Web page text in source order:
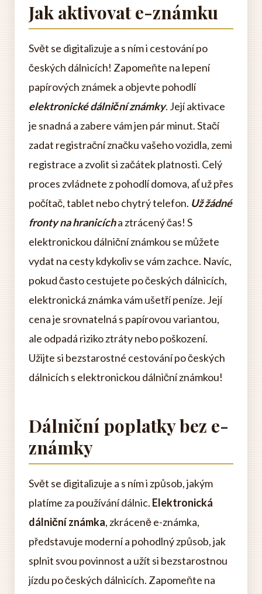
Jak aktivovat e-známku
Svět se digitalizuje a s ním i cestování po
českých dálnicích! Zapomeňte na lepení
papírových známek a objevte pohodlí
elektronické dálniční známky. Její aktivace
je snadná a zabere vám jen pár minut. Stačí
zadat registrační značku vašeho vozidla, zemi
registrace a zvolit si začátek platnosti. Celý
proces zvládnete z pohodlí domova, ať už přes
počítač, tablet nebo chytrý telefon. Už žádné
fronty na hranicícha ztrácený čas! S
elektronickou dálniční známkou se můžete
vydat na cesty kdykoliv se vám zachce. Navíc,
pokud často cestujete po českých dálnicích,
elektronická známka vám ušetří peníze. Její
cena je srovnatelná s papírovou variantou,
ale odpadá riziko ztráty nebo poškození.
Užijte si bezstarostné cestování po českých
dálnicích s elektronickou dálniční známkou!
Dálniční poplatky bez e-
známky
Svět se digitalizuje a s ním i způsob, jakým
platíme za používání dálnic. Elektronická
dálniční známka, zkráceně e-známka,
představuje moderní a pohodlný způsob, jak
splnit svou povinnost a užít si bezstarostnou
jízdu po českých dálnicích. Zapomeňte na